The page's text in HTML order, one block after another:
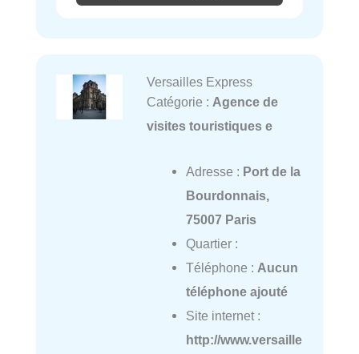
Versailles Express
Catégorie : Agence de
visites touristiques e
Adresse : Port de la
Bourdonnais,
75007 Paris
Quartier :
Téléphone : Aucun
téléphone ajouté
Site internet :
http://www.versaille